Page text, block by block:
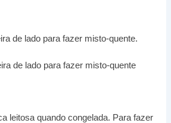
de lado para fazer misto-quente.
leitosa quando congelada. Para fazer